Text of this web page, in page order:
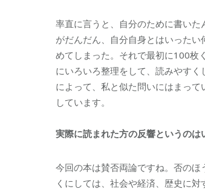
率直に言うと、自分のために書い
がだんだん、自分自身とはいった
めてしまった。それで最初に100枚
にいろいろ整理をして、読みやす
によって、私と似た問いにはまっ
しています。
実際に読まれた方の反響というのは
今回の本は賛否両論ですね。否の
くにしては、社会や経済、歴史に